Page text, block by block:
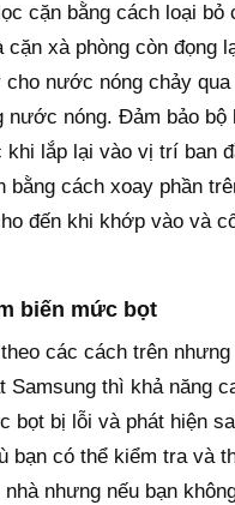
cặn bằng cách loại bỏ
xà phòng còn đọng
cho nước nóng chảy
nước nóng. Đảm bảo
lắp lại vào vị trí ban
bằng cách xoay phần
đến khi khớp vào và
biến mức bọt
các cách trên
Samsung thì khả năng
bọt bị lỗi và phát hiện
bạn có thể kiểm tra và
nhưng nếu bạn